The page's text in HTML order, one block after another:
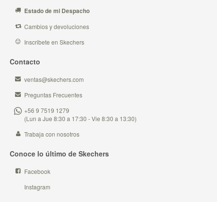
Estado de mi Despacho
Cambios y devoluciones
Inscribete en Skechers
Contacto
ventas@skechers.com
Preguntas Frecuentes
+56 9 7519 1279
(Lun a Jue 8:30 a 17:30 - Vie 8:30 a 13:30)
Trabaja con nosotros
Conoce lo último de Skechers
Facebook
Instagram